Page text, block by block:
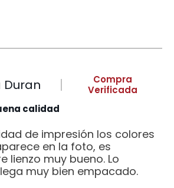
Duran
Compra
Verificada
calidad
de impresión los colores
en la foto, es
lienzo muy bueno. Lo
muy bien empacado.